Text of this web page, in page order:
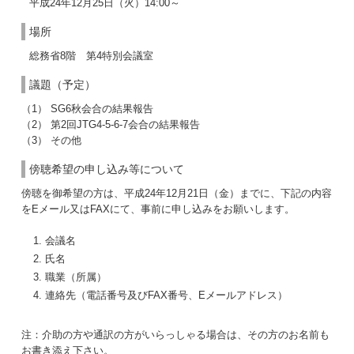
平成24年12月25日（火）14:00～
場所
総務省8階 第4特別会議室
議題（予定）
（1） SG6秋会合の結果報告
（2） 第2回JTG4-5-6-7会合の結果報告
（3） その他
傍聴希望の申し込み等について
傍聴を御希望の方は、平成24年12月21日（金）までに、下記の内容
をEメール又はFAXにて、事前に申し込みをお願いします。
会議名
氏名
職業（所属）
連絡先（電話番号及びFAX番号、Eメールアドレス）
注：介助の方や通訳の方がいらっしゃる場合は、その方のお名前も
お書き添え下さい。